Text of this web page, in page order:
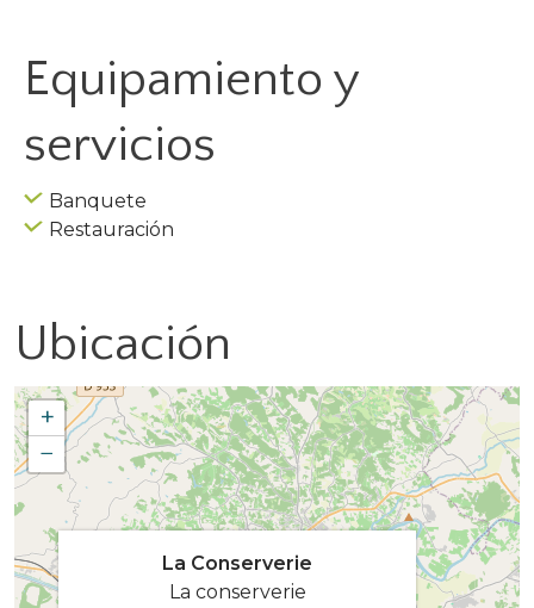
Equipamiento y
servicios
Banquete
Restauración
Ubicación
+
−
La Conserverie
La conserverie